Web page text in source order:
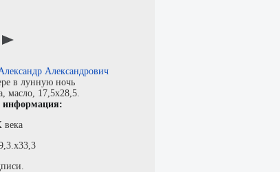
Александрович
в лунную ночь
, масло, 17,5x28,5.
информация:
века